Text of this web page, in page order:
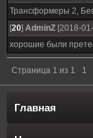
Трансформеры 2,
[20] AdminZ [2018-
хорошие были
Страница 1 из 1 1
Главная